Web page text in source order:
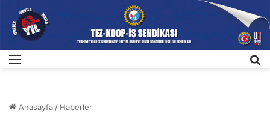
Anasayfa/ Haberler